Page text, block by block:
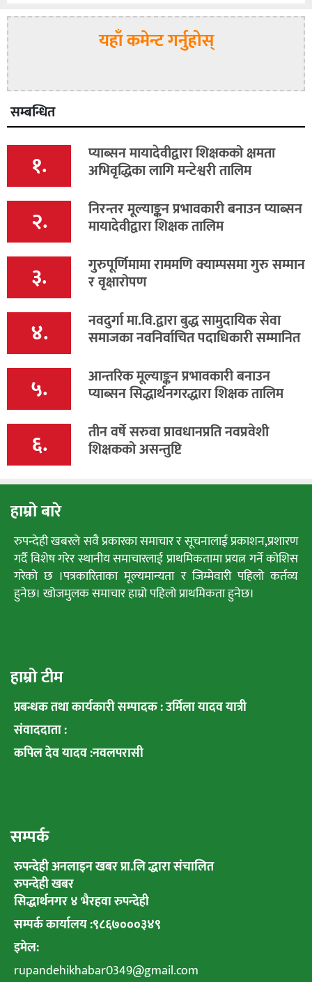
यहाँ कमेन्ट गर्नुहोस्
सम्बन्धित
१. प्याब्सन मायादेवीद्वारा शिक्षकको क्षमता
अभिवृद्धिका लागि मन्टेश्वरी तालिम
२. निरन्तर मूल्याङ्कन प्रभावकारी बनाउन प्याब्सन
मायादेवीद्वारा शिक्षक तालिम
३. गुरुपूर्णिमामा राममणि क्याम्पसमा गुरु सम्मान
र वृक्षारोपण
४. नवदुर्गा मा.वि.द्वारा बुद्ध सामुदायिक सेवा
समाजका नवनिर्वाचित पदाधिकारी सम्मानित
५. आन्तरिक मूल्याङ्कन प्रभावकारी बनाउन
प्याब्सन सिद्धार्थनगरद्धारा शिक्षक तालिम
६. तीन वर्षे सरुवा प्रावधानप्रति नवप्रवेशी
शिक्षकको असन्तुष्टि
हाम्रो बारे
रुपन्देही खबरले सवै प्रकारका समाचार र सूचनालाई प्रकाशन,प्रशारण
गर्दै विशेष गरेर स्थानीय समाचारलाई प्राथमिकतामा प्रयत्न गर्ने कोशिस
गरेको छ ।पत्रकारिताका मूल्यमान्यता र जिम्मेवारी पहिलो कर्तव्य
हुनेछ। खोजमुलक समाचार हाम्रो पहिलो प्राथमिकता हुनेछ।
हाम्रो टीम
प्रबन्धक तथा कार्यकारी सम्पादक : उर्मिला यादव यात्री
संवाददाता :
कपिल देव यादव :नवलपरासी
सम्पर्क
रुपन्देही अनलाइन खबर प्रा.लि द्धारा संचालित
रुपन्देही खबर
सिद्धार्थनगर ४ भैरहवा रुपन्देही
सम्पर्क कार्यालय :९८६७०००३४९
इमेल:
rupandehikhabar0349@gmail.com